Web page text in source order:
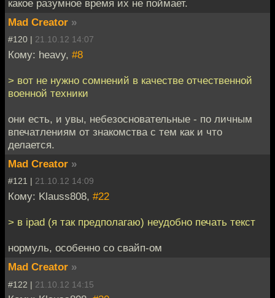
какое разумное время их не поймает.
Mad Creator »
#120 | 21.10.12 14:07
Кому: heavy, #8
> вот не нужно сомнений в качестве отчественной
военной техники
они есть, и увы, небезосновательные - по личным
впечатлениям от знакомства с тем как и что
делается.
Mad Creator »
#121 | 21.10.12 14:09
Кому: Klauss808, #22
> в ipad (я так предполагаю) неудобно печать текст
нормуль, особенно со свайп-ом
Mad Creator »
#122 | 21.10.12 14:15